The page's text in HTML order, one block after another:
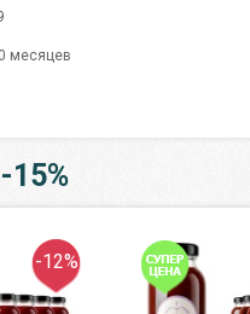
месяцев
15%
-12%